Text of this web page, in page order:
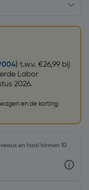
t.w.v. €26,99 bij
Labor
2026.
en de korting
en haal binnen 10